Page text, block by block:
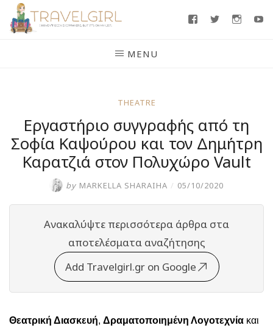
Skip
FacebookTwitter
MENU
THEATRE
Εργαστήριο συγγραφής από τη
Σοφία Καψούρου και τον Δημήτρη
Καρατζιά στον Πολυχώρο Vault
by MARKELLA SHARAIHA / 05/10/2020
Ανακαλύψτε περισσότερα άρθρα στα
αποτελέσματα αναζήτησης
Add Travelgirl.gr on Google
Θεατρική Διασκευή, Δραματοποιημένη Λογοτεχνία και